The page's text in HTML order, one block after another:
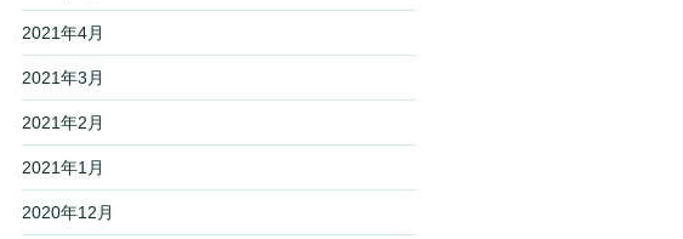
2021年4月
2021年3月
2021年2月
2021年1月
2020年12月